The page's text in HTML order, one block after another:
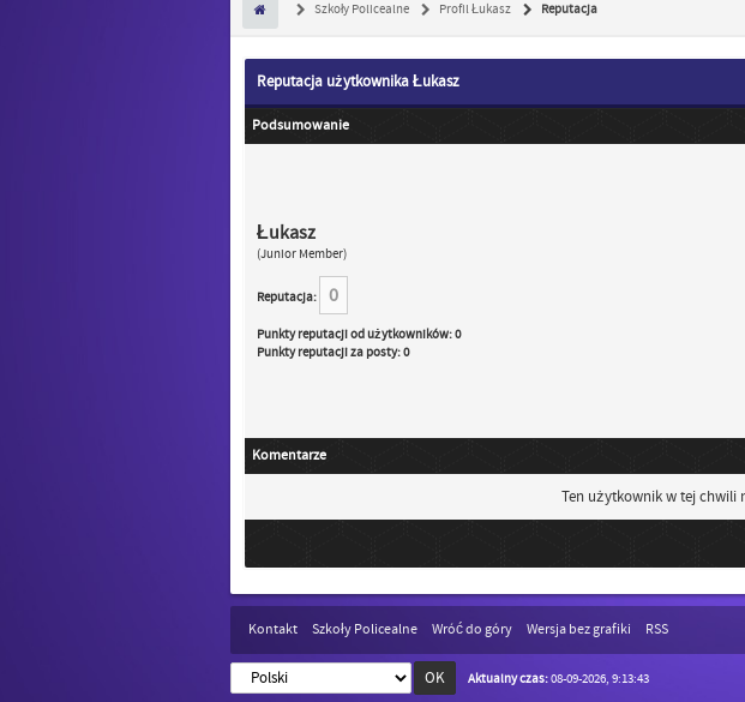
Szkoły Policealne Profil Łukasz Reputacja
Reputacja użytkownika Łukasz
Podsumowanie
Łukasz
(Junior Member)
Reputacja: 0
Punkty reputacji od użytkowników: 0
Punkty reputacji za posty: 0
Komentarze
Ten użytkownik w tej chwili
Kontakt Szkoły Policealne Wróć do góry Wersja bez grafiki RSS
Aktualny czas:08-09-2026, 9:13:43